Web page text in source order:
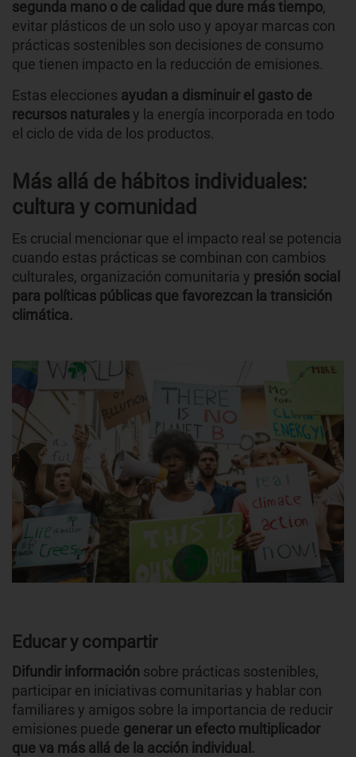
segunda mano o de calidad que dure más tiempo,
evitar plásticos de un solo uso y apoyar marcas con
prácticas sostenibles son decisiones de consumo
que tienen impacto en la reducción de emisiones.
Estas elecciones ayudan a disminuir el gasto de
recursos naturalesy la energía incorporada en todo
el ciclo de vida de los productos.
Más allá de hábitos individuales:
cultura y comunidad
Es crucial mencionar que el impacto real se potencia
cuando estas prácticas se combinan con cambios
culturales, organización comunitaria y presión social
para políticas públicas que favorezcan la transición
climática.
Educar y compartir
Difundir información sobre prácticas sostenibles,
participar en iniciativas comunitarias y hablar con
familiares y amigos sobre la importancia de reducir
emisiones puede generar un efecto multiplicador
que va más allá de la acción individual.